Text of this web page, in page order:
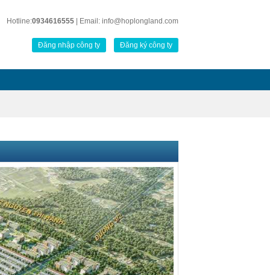
Hotline:0934616555 | Email: info@hoplongland.com
Đăng nhập công ty Đăng ký công ty